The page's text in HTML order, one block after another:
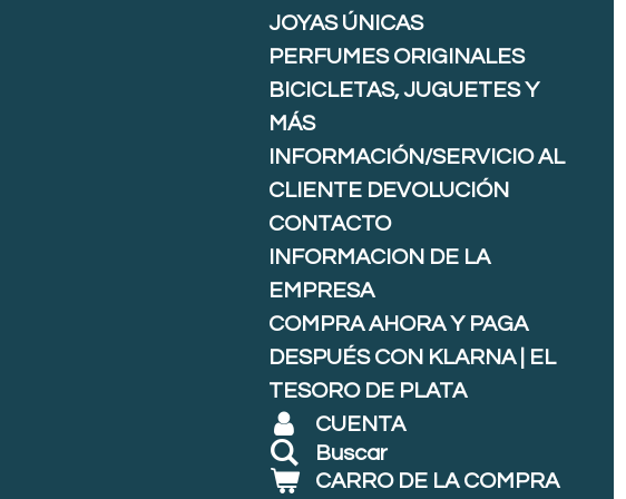
JOYAS ÚNICAS
PERFUMES ORIGINALES
BICICLETAS, JUGUETES Y
MÁS
INFORMACIÓN/SERVICIO AL
CLIENTE DEVOLUCIÓN
CONTACTO
INFORMACION DE LA
EMPRESA
COMPRA AHORA Y PAGA
DESPUÉS CON KLARNA | EL
TESORO DE PLATA
CUENTA
Buscar
CARRO DE LA COMPRA